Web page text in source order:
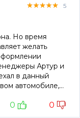
★★★★★
★★★★★
★★★★★ 5
желать
Артур и
автомобиле,
мне пытались
0 0